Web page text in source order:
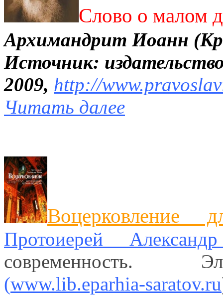
Слово о малом
Архимандрит Иоанн
Источник:
2009, http://
Читать далее
Воцерковление
Протоиерей
современность.
(www.lib.eparhia-saratov.ru